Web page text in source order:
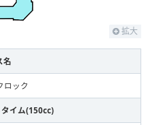
拡大
名
ロック
タイム(150cc)